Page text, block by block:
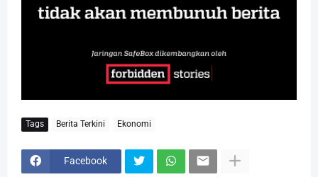
Tags Berita Terkini Ekonomi
Facebook